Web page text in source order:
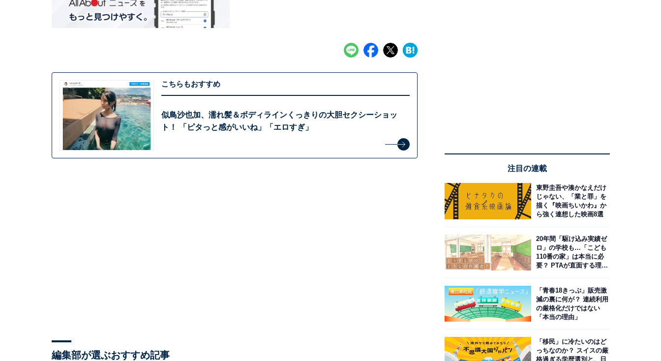
こちらもおすすめ
似鳥沙也加、濡れ髪＆ボディラインくっきりの大胆セクシーショッ
ト！ 「ピタっと感がいいね」「エロすぎ」
編集部が選ぶおすすめ記事
注目の連載
東野圭吾や湊かなえだけ
じゃない、「業と罪」を
描く『映画ちいかわ』か
ら強く連想した映画8選
20年間「駆け込み実績ゼ
ロ」の学校も…「こども
110番の家」は本当に必
要？ PTAが直面する理想
「青春18きっぷ」販売激
減の裏に何が？ 連続利用
の厳格化だけではない
「本当の理由」
「移民」に冷たいのはど
っちなのか？ スイスの厳
格過ぎる学歴選別と、日